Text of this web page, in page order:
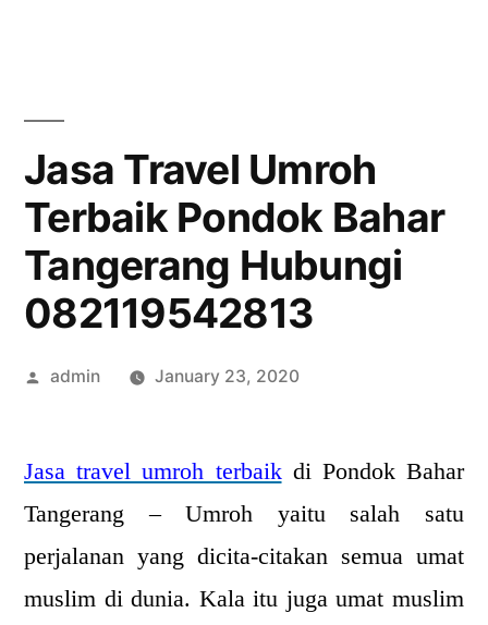
Jasa Travel Umroh
Terbaik Pondok Bahar
Tangerang Hubungi
082119542813
Posted
admin January 23, 2020
Jasa travel umroh terbaikdi Pondok Bahar
Tangerang –Umroh yaitu salah satu
perjalanan yang dicita-citakan semua umat
muslim di dunia. Kala itu juga umat muslim